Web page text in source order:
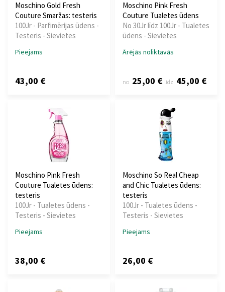
Moschino Gold Fresh
Couture Smaržas: testeris
100Jr - Parfimērijas ūdens -
Testeris - Sievietes
Pieejams
43,00 €
Moschino Pink Fresh
Couture Tualetes ūdens
No 30Jr līdz 100Jr - Tualetes
ūdens - Sievietes
Ārējās noliktavās
no 25,00 € līdz 45,00 €
Moschino Pink Fresh
Couture Tualetes ūdens:
testeris
100Jr - Tualetes ūdens -
Testeris - Sievietes
Pieejams
38,00 €
Moschino So Real Cheap
and Chic Tualetes ūdens:
testeris
100Jr - Tualetes ūdens -
Testeris - Sievietes
Pieejams
26,00 €